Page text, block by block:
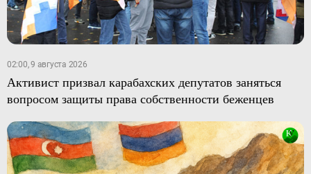
02:00, 9 августа 2026
Активист призвал карабахских депутатов заняться
вопросом защиты права собственности беженцев